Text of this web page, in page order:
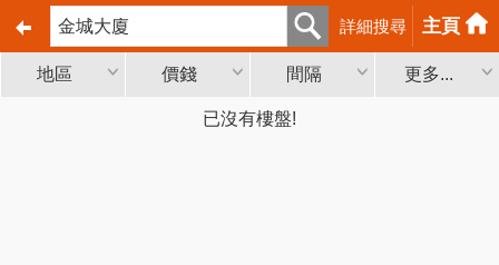
詳細搜尋 主頁
地區 價錢 間隔 更多...
已沒有樓盤!